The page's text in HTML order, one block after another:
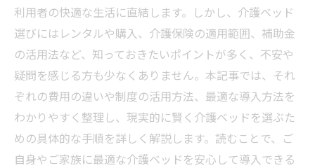
利用者の快適な生活に直結します。しかし、介護ベッド
選びにはレンタルや購入、介護保険の適用範囲、補助金
の活用法など、知っておきたいポイントが多く、不安や
疑問を感じる方も少なくありません。本記事では、それ
ぞれの費用の違いや制度の活用方法、最適な導入方法を
わかりやすく整理し、現実的に賢く介護ベッドを選ぶた
めの具体的な手順を詳しく解説します。読むことで、ご
自身やご家族に最適な介護ベッドを安心して導入できる